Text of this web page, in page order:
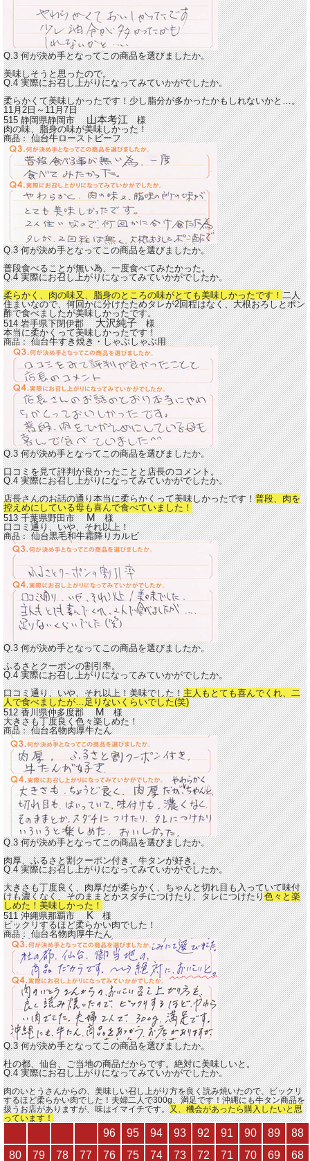
Q.3 何が決め手となってこの商品を選びましたか。
美味しそうと思ったので。
Q.4 実際にお召し上がりになってみていかがでしたか。
柔らかくて美味しかったです！少し脂分が多かったかもしれないかと…。
11月2日～11月7日
515 静岡県静岡市山本考江様
肉の味、脂身の味が美味しかった！
商品：仙台牛ローストビーフ
Q.3 何が決め手となってこの商品を選びましたか。
普段食べることが無い為、一度食べてみたかった。
Q.4 実際にお召し上がりになってみていかがでしたか。
柔らかく、肉の味又、脂身のところの味がとても美味しかったです！ 二人
住まいなので、何回かに分けたためタレが2回程はなく、大根おろしとポン
酢で食べましたが美味しかったです。
514 岩手県下閉伊郡大沢純子様
本当に柔かくって美味しかったです！
商品：仙台牛すき焼き・しゃぶしゃぶ用
Q.3 何が決め手となってこの商品を選びましたか。
口コミを見て評判が良かったことと店長のコメント。
Q.4 実際にお召し上がりになってみていかがでしたか。
店長さんのお話の通り本当に柔らかくって美味しかったです！普段、肉を
控えめにしている母も喜んで食べていました！
513 千葉県野田市M様
口コミ通り、いや、それ以上！
商品：仙台黒毛和牛霜降りカルビ
Q.3 何が決め手となってこの商品を選びましたか。
ふるさとクーポンの割引率。
Q.4 実際にお召し上がりになってみていかがでしたか。
口コミ通り、いや、それ以上！美味でした！主人もとても喜んでくれ、二
人で食べましたが…足りないくらいでした(笑)
512 香川県仲多度郡M様
大きさも丁度良く色々楽しめた！
商品：仙台名物肉厚牛たん
Q.3 何が決め手となってこの商品を選びましたか。
肉厚、ふるさと割クーポン付き、牛タンが好き。
Q.4 実際にお召し上がりになってみていかがでしたか。
大きさも丁度良く、肉厚だが柔らかく、ちゃんと切れ目も入っていて味付
けも濃くなく、そのままとかスダチにつけたり、タレにつけたり色々と楽
しめた！美味しかった！
511 沖縄県那覇市K様
ビックリするほど柔らかい肉でした！
商品：仙台名物肉厚牛たん
Q.3 何が決め手となってこの商品を選びましたか。
杜の都、仙台、ご当地の商品だからです。絶対に美味しいと。
Q.4 実際にお召し上がりになってみていかがでしたか。
肉のいとうさんからの、美味しい召し上がり方を良く読み焼いたので、ビックリ
するほど柔らかい肉でした！夫婦二人で300g、満足です！沖縄にも牛タン商品を
扱うお店がありますが、味はイマイチです。又、機会があったら購入したいと思
っています！